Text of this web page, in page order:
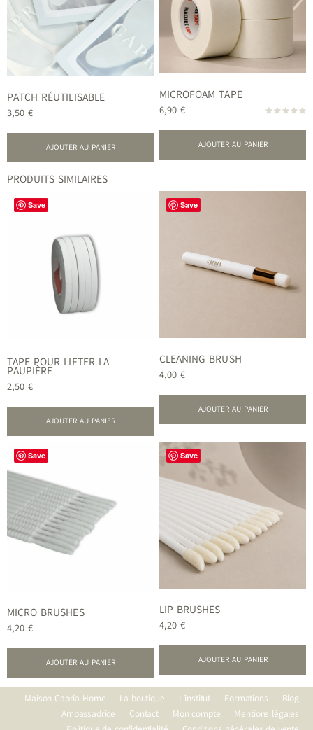
PATCH RÉUTILISABLE
3,50 €
AJOUTER AU PANIER
MICROFOAM TAPE
5.00
6,90 €
AJOUTER AU PANIER
PRODUITS SIMILAIRES
Save
TAPE POUR LIFTER LA
PAUPIÈRE
2,50 €
AJOUTER AU PANIER
Save
CLEANING BRUSH
4,00 €
AJOUTER AU PANIER
Save
MICRO BRUSHES
4,20 €
AJOUTER AU PANIER
Save
LIP BRUSHES
4,20 €
AJOUTER AU PANIER
Maison Caprìa Home La boutique L’institut Formations
Blog
Ambassadrice
Contact Mon compte
Mentions légales